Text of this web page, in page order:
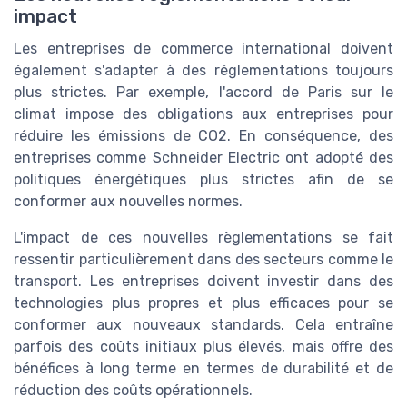
impact
Les entreprises de commerce international doivent
également s'adapter à des réglementations toujours
plus strictes. Par exemple, l'accord de Paris sur le
climat impose des obligations aux entreprises pour
réduire les émissions de CO2. En conséquence, des
entreprises comme Schneider Electric ont adopté des
politiques énergétiques plus strictes afin de se
conformer aux nouvelles normes.
L'impact de ces nouvelles règlementations se fait
ressentir particulièrement dans des secteurs comme le
transport. Les entreprises doivent investir dans des
technologies plus propres et plus efficaces pour se
conformer aux nouveaux standards. Cela entraîne
parfois des coûts initiaux plus élevés, mais offre des
bénéfices à long terme en termes de durabilité et de
réduction des coûts opérationnels.